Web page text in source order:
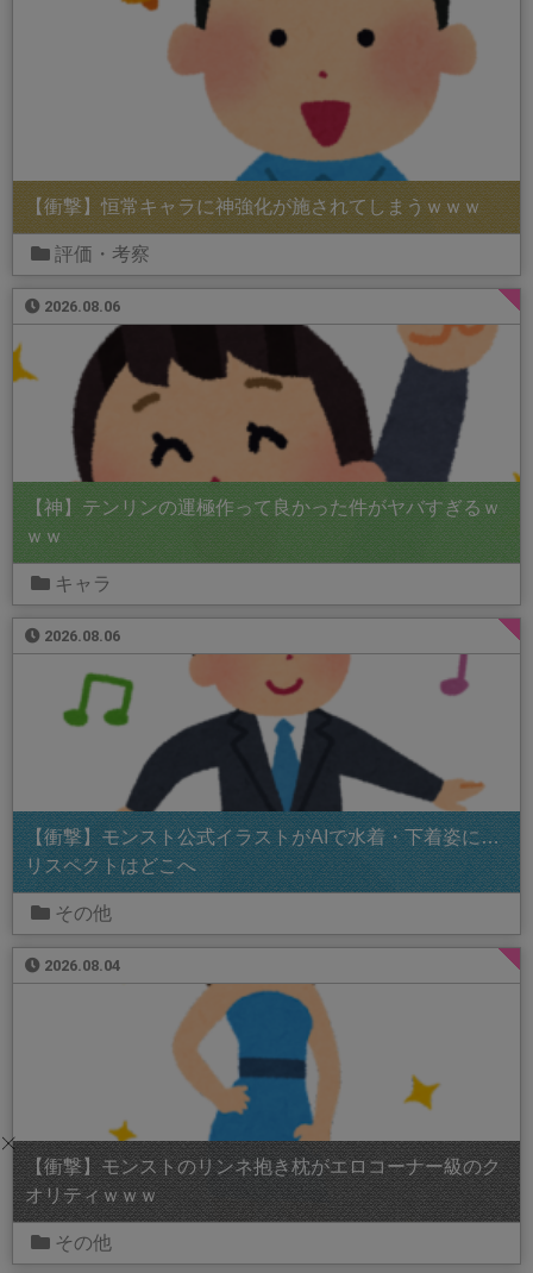
【衝撃】恒常キャラに神強化が施されてしまうｗｗｗ
評価・考察
2026.08.06
【神】テンリンの運極作って良かった件がヤバすぎるｗ
ｗｗ
キャラ
2026.08.06
【衝撃】モンスト公式イラストがAIで水着・下着姿に…
リスペクトはどこへ
その他
2026.08.04
【衝撃】モンストのリンネ抱き枕がエロコーナー級のク
オリティｗｗｗ
その他